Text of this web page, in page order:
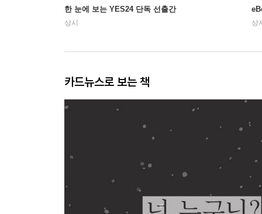
한 눈에 보는 YES24 단독 선출간
상시 상
카드뉴스로 보는 책